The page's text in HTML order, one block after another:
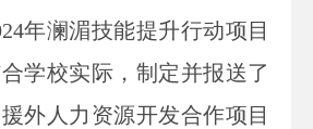
年澜湄技能提升行动项目
学校实际，制定并报送了
外人力资源开发合作项目